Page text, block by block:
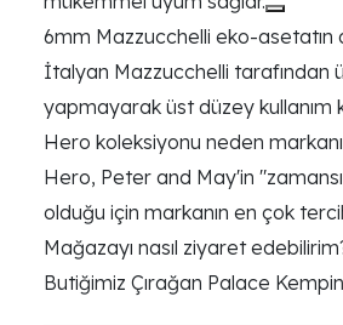
6mm Mazzucchelli eko-asetatın
İtalyan Mazzucchelli tarafından
yapmayarak üst düzey kullanım
Hero koleksiyonu neden
Hero, Peter and May'in
olduğu için markanın en çok
Mağazayı nasıl ziyaret
Butiğimiz Çırağan Palace